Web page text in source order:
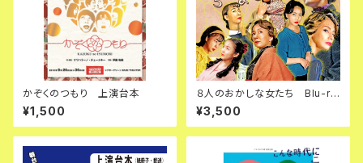
かぞくのつもり 上演台本
¥1,500
８人のおかしな女たち Blu-ra
y
¥3,500